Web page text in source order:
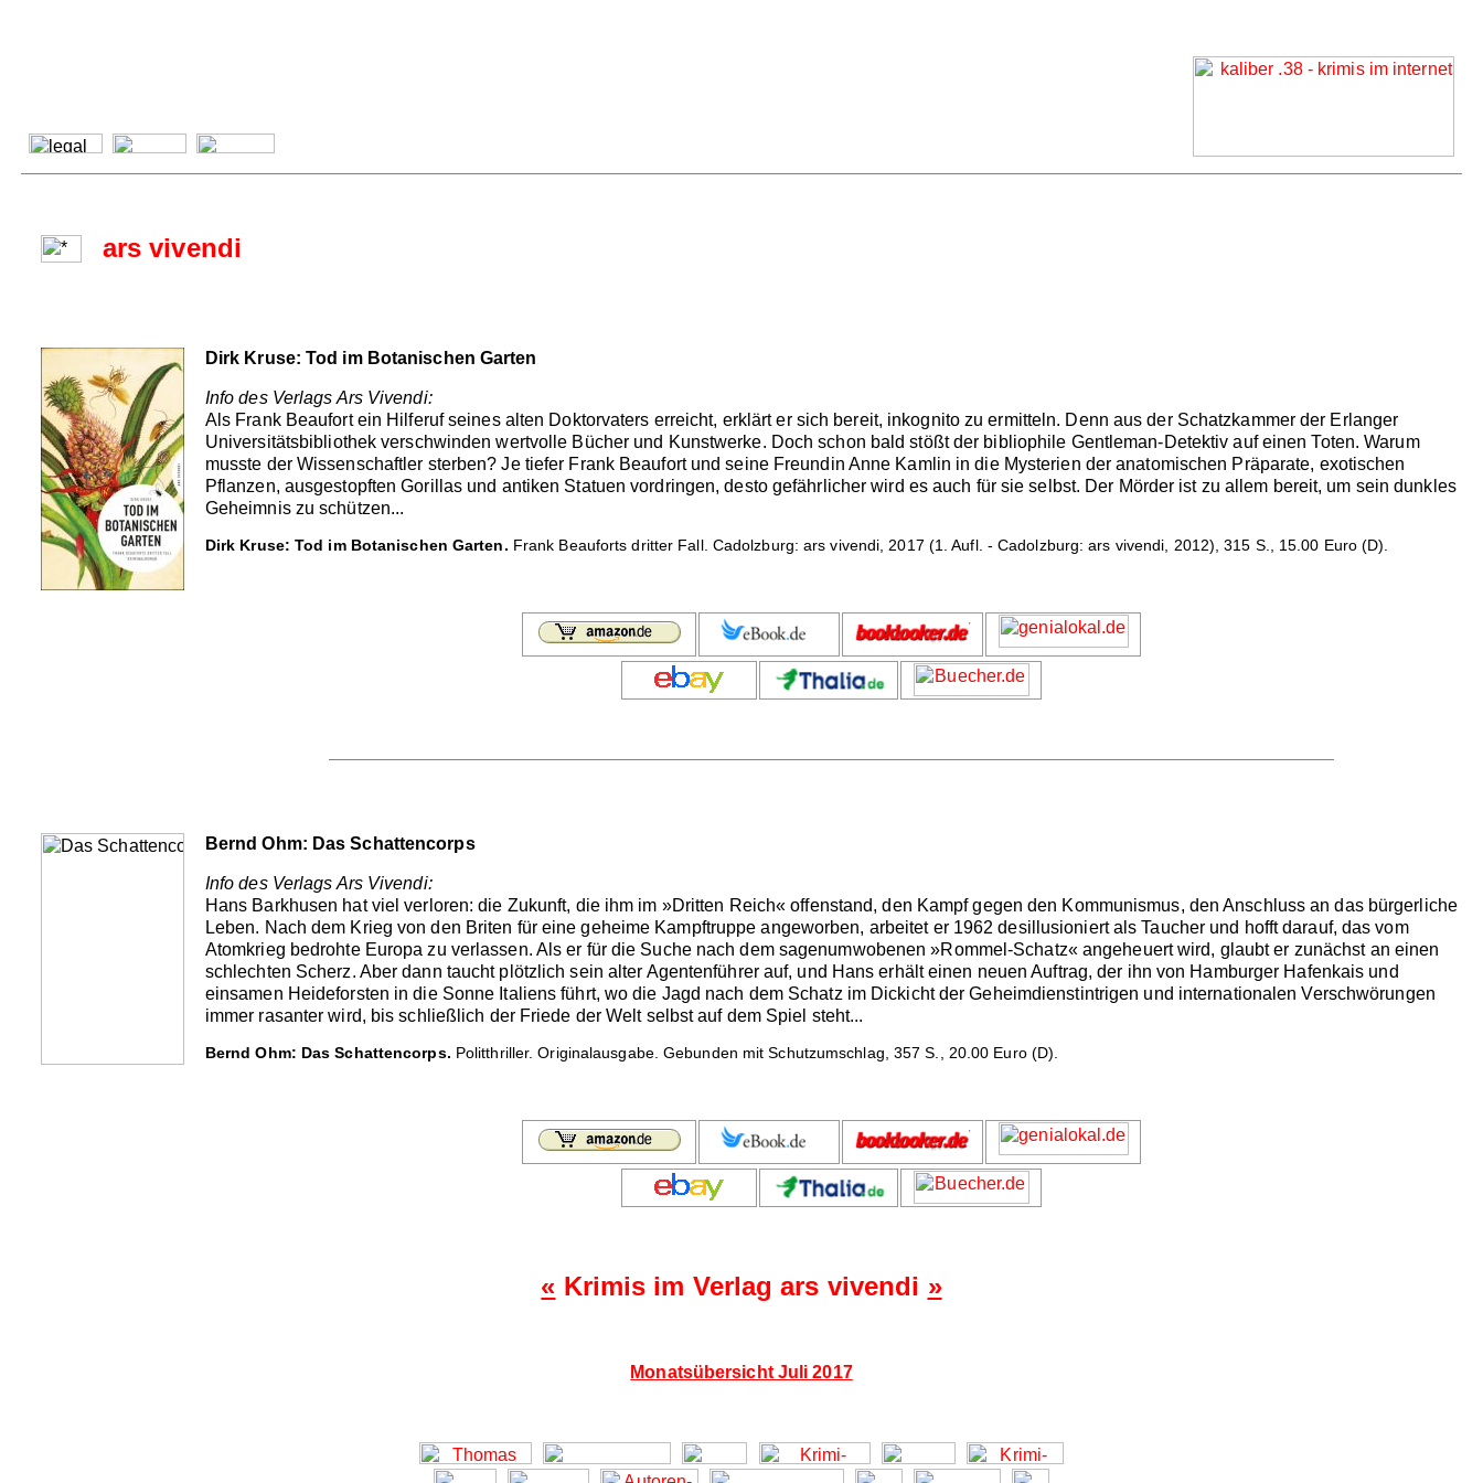
ars vivendi
Dirk Kruse: Tod im Botanischen Garten
Info des Verlags Ars Vivendi:
Als Frank Beaufort ein Hilferuf seines alten Doktorvaters erreicht, erklärt er sich bereit, inkognito zu ermitteln. Denn aus der Schatzkammer der Erlanger
Universitätsbibliothek verschwinden wertvolle Bücher und Kunstwerke. Doch schon bald stößt der bibliophile Gentleman-Detektiv auf einen Toten. Warum
musste der Wissenschaftler sterben? Je tiefer Frank Beaufort und seine Freundin Anne Kamlin in die Mysterien der anatomischen Präparate, exotischen
Pflanzen, ausgestopften Gorillas und antiken Statuen vordringen, desto gefährlicher wird es auch für sie selbst. Der Mörder ist zu allem bereit, um sein dunkles
Geheimnis zu schützen...
Dirk Kruse: Tod im Botanischen Garten. Frank Beauforts dritter Fall. Cadolzburg: ars vivendi, 2017 (1. Aufl. - Cadolzburg: ars vivendi, 2012), 315 S., 15.00 Euro (D).
Bernd Ohm: Das Schattencorps
Info des Verlags Ars Vivendi:
Hans Barkhusen hat viel verloren: die Zukunft, die ihm im »Dritten Reich« offenstand, den Kampf gegen den Kommunismus, den Anschluss an das bürgerliche
Leben. Nach dem Krieg von den Briten für eine geheime Kampftruppe angeworben, arbeitet er 1962 desillusioniert als Taucher und hofft darauf, das vom
Atomkrieg bedrohte Europa zu verlassen. Als er für die Suche nach dem sagenumwobenen »Rommel-Schatz« angeheuert wird, glaubt er zunächst an einen
schlechten Scherz. Aber dann taucht plötzlich sein alter Agentenführer auf, und Hans erhält einen neuen Auftrag, der ihn von Hamburger Hafenkais und
einsamen Heideforsten in die Sonne Italiens führt, wo die Jagd nach dem Schatz im Dickicht der Geheimdienstintrigen und internationalen Verschwörungen
immer rasanter wird, bis schließlich der Friede der Welt selbst auf dem Spiel steht...
Bernd Ohm: Das Schattencorps. Politthriller. Originalausgabe. Gebunden mit Schutzumschlag, 357 S., 20.00 Euro (D).
« Krimis im Verlag ars vivendi »
Monatsübersicht Juli 2017